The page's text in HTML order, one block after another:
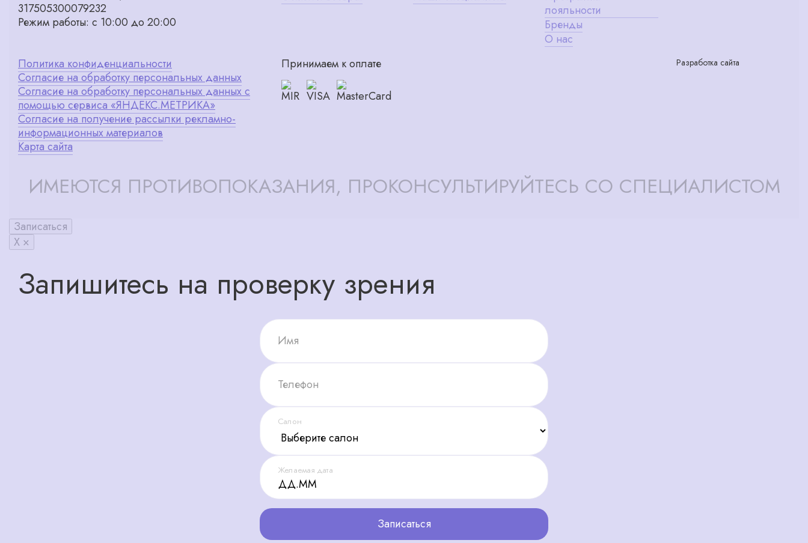
317505300079232
Режим работы: с 10:00 до 20:00
лояльности
Бренды
О нас
Политика конфиденциальности
Согласие на обработку персональных данных
Согласие на обработку персональных данных с
помощью сервиса «ЯНДЕКС.МЕТРИКА»
Согласие на получение рассылки рекламно-
информационных материалов
Карта сайта
Принимаем к оплате Разработка сайта
ИМЕЮТСЯ ПРОТИВОПОКАЗАНИЯ, ПРОКОНСУЛЬТИРУЙТЕСЬ СО СПЕЦИАЛИСТОМ
Записаться
X ×
Запишитесь на проверку зрения
Имя
Телефон
Салон
Желаемая дата
Записаться